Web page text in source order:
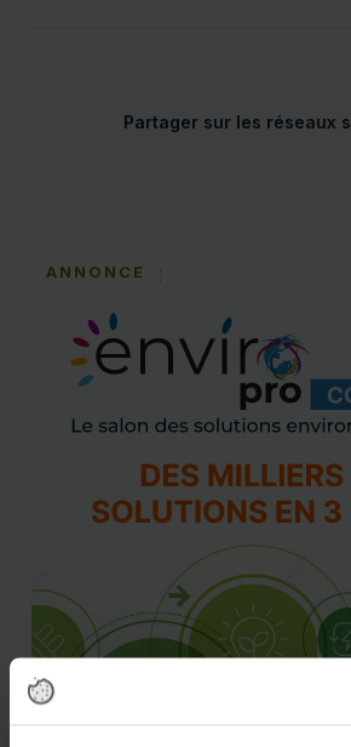
Partager sur les réseaux
ANNONCE